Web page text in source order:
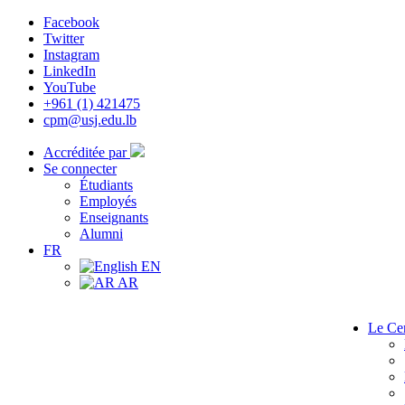
Facebook
Twitter
Instagram
LinkedIn
YouTube
+961 (1) 421475
cpm@usj.edu.lb
Accréditée par
Se connecter
Étudiants
Employés
Enseignants
Alumni
FR
EN
AR
Le